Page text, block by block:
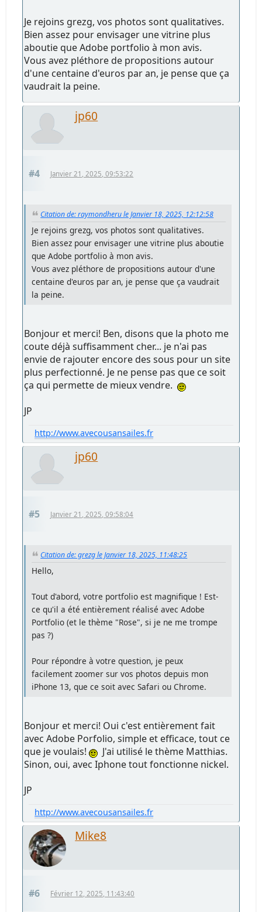
Je rejoins grezg, vos photos sont qualitatives.
Bien assez pour envisager une vitrine plus
aboutie que Adobe portfolio à mon avis.
Vous avez pléthore de propositions autour
d'une centaine d'euros par an, je pense que ça
vaudrait la peine.
jp60
#4 Janvier 21, 2025, 09:53:22
Citation de: raymondheru le Janvier 18, 2025, 12:12:58
Je rejoins grezg, vos photos sont qualitatives.
Bien assez pour envisager une vitrine plus aboutie
que Adobe portfolio à mon avis.
Vous avez pléthore de propositions autour d'une
centaine d'euros par an, je pense que ça vaudrait
la peine.
Bonjour et merci! Ben, disons que la photo me
coute déjà suffisamment cher... je n'ai pas
envie de rajouter encore des sous pour un site
plus perfectionné. Je ne pense pas que ce soit
ça qui permette de mieux vendre.
JP
http://www.avecousansailes.fr
jp60
#5 Janvier 21, 2025, 09:58:04
Citation de: grezg le Janvier 18, 2025, 11:48:25
Hello,
Tout d'abord, votre portfolio est magnifique ! Est-
ce qu'il a été entièrement réalisé avec Adobe
Portfolio (et le thème "Rose", si je ne me trompe
pas ?)
Pour répondre à votre question, je peux
facilement zoomer sur vos photos depuis mon
iPhone 13, que ce soit avec Safari ou Chrome.
Bonjour et merci! Oui c'est entièrement fait
avec Adobe Porfolio, simple et efficace, tout ce
que je voulais!
J'ai utilisé le thème Matthias.
Sinon, oui, avec Iphone tout fonctionne nickel.
JP
http://www.avecousansailes.fr
Mike8
#6 Février 12, 2025, 11:43:40